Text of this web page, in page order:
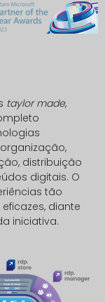
taylor made,
distribuição
digitais. O
tão
diante
iniciativa.